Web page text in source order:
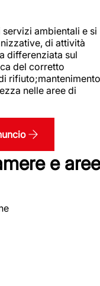
ambientali e si
di attività
differenziata sul
del corretto
rifiuto;mantenimento
nelle aree di
e aree